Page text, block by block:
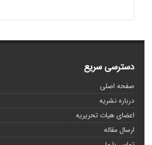
دسترسی سریع
صفحه اصلی
درباره نشریه
اعضای هیات تحریریه
ارسال مقاله